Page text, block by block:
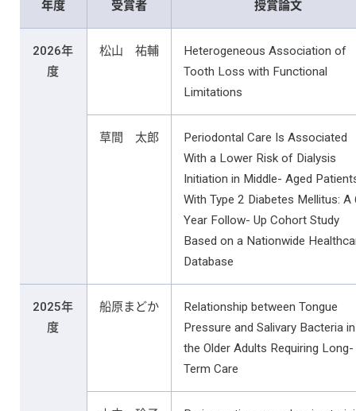
年度 受賞者 授賞論文
2026年
度
松山 祐輔
Heterogeneous Association of
Tooth Loss with Functional
Limitations
草間 太郎
Periodontal Care Is Associated
With a Lower Risk of Dialysis
Initiation in Middle- Aged
With Type 2 Diabetes Mellitus: A
Year Follow- Up Cohort Study
Based on a Nationwide
Database
2025年
度
船原まどか
Relationship between Tongue
Pressure and Salivary Bacteria in
the Older Adults Requiring Long-
Term Care